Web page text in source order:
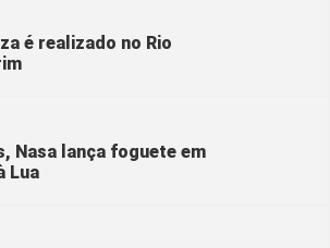
é realizado no Rio
Nasa lança foguete em
Lua